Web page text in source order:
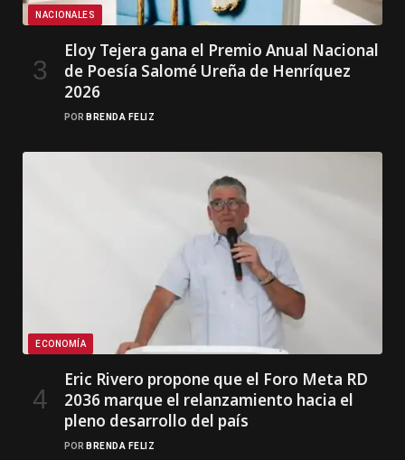
NACIONALES
Eloy Tejera gana el Premio Anual Nacional
de Poesía Salomé Ureña de Henríquez
2026
POR BRENDA FELIZ
ECONOMÍA
Eric Rivero propone que el Foro Meta RD
2036 marque el relanzamiento hacia el
pleno desarrollo del país
POR BRENDA FELIZ